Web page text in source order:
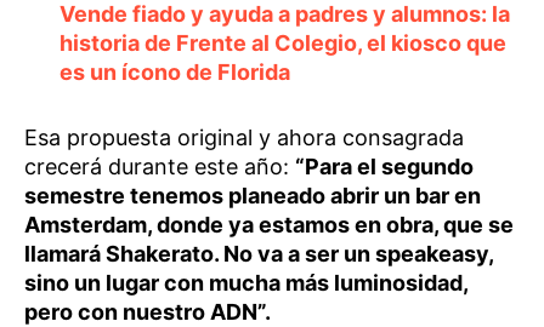
Vende fiado y ayuda a padres y alumnos: la
historia de Frente al Colegio, el kiosco que
es un ícono de Florida
Esa propuesta original y ahora consagrada
crecerá durante este año: “Para el segundo
semestre tenemos planeado abrir un bar en
Amsterdam, donde ya estamos en obra, que se
llamará Shakerato. No va a ser un speakeasy,
sino un lugar con mucha más luminosidad,
pero con nuestro ADN”.